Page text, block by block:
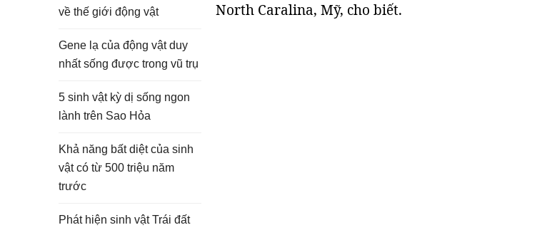
North Caralina, Mỹ, cho biết.
về thế giới động vật
Gene lạ của động vật duy
nhất sống được trong vũ trụ
5 sinh vật kỳ dị sống ngon
lành trên Sao Hỏa
Khả năng bất diệt của sinh
vật có từ 500 triệu năm
trước
Phát hiện sinh vật Trái đất